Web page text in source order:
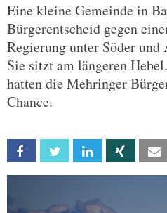
Eine kleine Gemeinde in
Bürgerentscheid gegen
Regierung unter Söder
Sie sitzt am längeren
hatten die Mehringer
Chance.
Facebook Twitter Linkedin Xing